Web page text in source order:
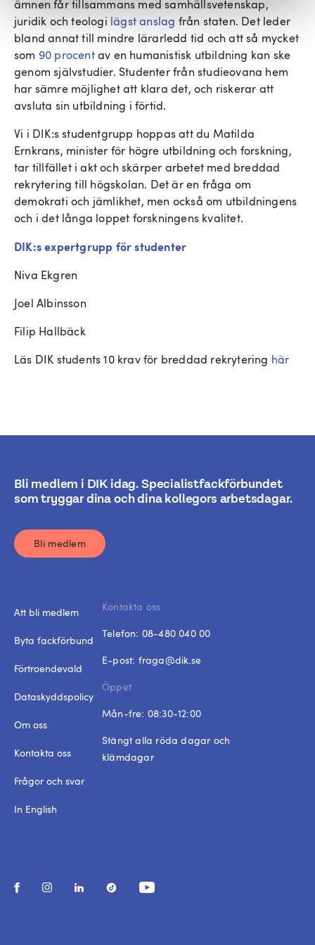
ämnen får tillsammans med samhällsvetenskap,
juridik och teologi lägst anslag från staten. Det leder
bland annat till mindre lärarledd tid och att så mycket
som 90 procentav en humanistisk utbildning kan ske
genom självstudier. Studenter från studieovana hem
har sämre möjlighet att klara det, och riskerar att
avsluta sin utbildning i förtid.
Vi i DIK:s studentgrupp hoppas att du Matilda
Ernkrans, minister för högre utbildning och forskning,
tar tillfället i akt och skärper arbetet med breddad
rekrytering till högskolan. Det är en fråga om
demokrati och jämlikhet, men också om utbildningens
och i det långa loppet forskningens kvalitet.
DIK:s expertgrupp för studenter
Niva Ekgren
Joel Albinsson
Filip Hallbäck
Läs DIK students 10 krav för breddad rekrytering här
Bli medlem i DIK idag. Specialistfackförbundet
som tryggar dina och dina kollegors arbetsdagar.
Bli medlem
Att bli medlem
Byta fackförbund
Förtroendevald
Dataskyddspolicy
Om oss
Kontakta oss
Frågor och svar
In English
Kontakta oss
Telefon: 08-480 040 00
E-post: fraga@dik.se
Öppet
Mån-fre: 08:30-12:00
Stängt alla röda dagar och
klämdagar